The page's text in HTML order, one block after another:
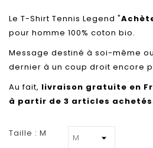
Le T-Shirt Tennis Legend "
pour homme 100% coton bio.
Message destiné à soi-même
dernier à un coup droit encore
Au fait, livraison gratuite en
à partir de 3 articles achetés
Taille : M